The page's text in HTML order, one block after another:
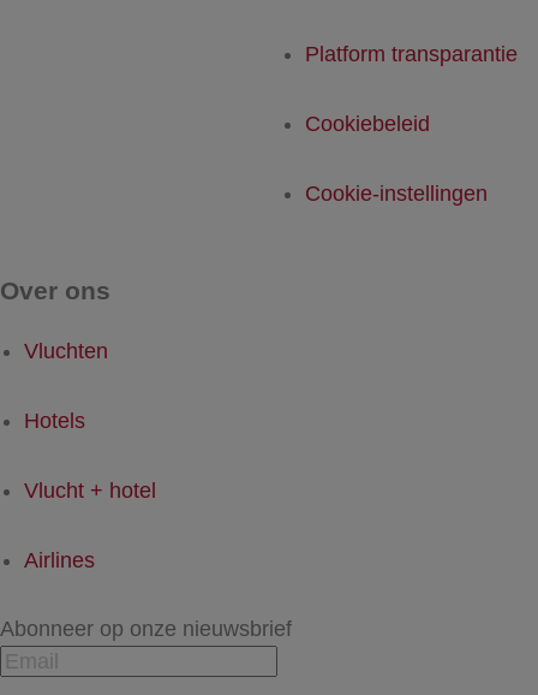
Platform transparantie
Cookiebeleid
Cookie-instellingen
Over ons
Vluchten
Hotels
Vlucht + hotel
Airlines
Abonneer op onze nieuwsbrief